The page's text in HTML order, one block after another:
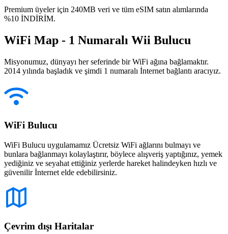
Premium üyeler için 240MB veri ve tüm eSIM satın alımlarında
%10 İNDİRİM.
WiFi Map - 1 Numaralı Wii Bulucu
Misyonumuz, dünyayı her seferinde bir WiFi ağına bağlamaktır.
2014 yılında başladık ve şimdi 1 numaralı İnternet bağlantı aracıyız.
WiFi Bulucu
WiFi Bulucu uygulamamız Ücretsiz WiFi ağlarını bulmayı ve
bunlara bağlanmayı kolaylaştırır, böylece alışveriş yaptığınız, yemek
yediğiniz ve seyahat ettiğiniz yerlerde hareket halindeyken hızlı ve
güvenilir İnternet elde edebilirsiniz.
Çevrim dışı Haritalar